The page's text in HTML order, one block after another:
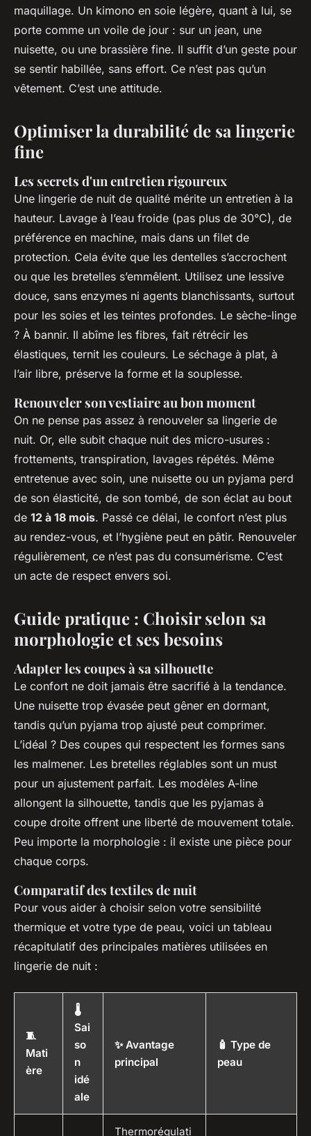
maquillage. Un kimono en soie légère, quant à lui, se
porte comme un voile de jour : sur un jean, une
nuisette, ou une brassière fine. Il suffit d’un geste pour
se sentir habillée, sans effort. Ce n’est pas qu’un
vêtement. C’est une attitude.
Optimiser la durabilité de sa lingerie
fine
Les secrets d'un entretien rigoureux
Une lingerie de nuit de qualité mérite un entretien à la
hauteur. Lavage à l’eau froide (pas plus de 30°C), de
préférence en machine, mais dans un filet de
protection. Cela évite que les dentelles s’accrochent
ou que les bretelles s’emmêlent. Utilisez une lessive
douce, sans enzymes ni agents blanchissants, surtout
pour les soies et les teintes profondes. Le sèche-linge
? À bannir. Il abîme les fibres, fait rétrécir les
élastiques, ternit les couleurs. Le séchage à plat, à
l’air libre, préserve la forme et la souplesse.
Renouveler son vestiaire au bon moment
On ne pense pas assez à renouveler sa lingerie de
nuit. Or, elle subit chaque nuit des micro-usures :
frottements, transpiration, lavages répétés. Même
entretenue avec soin, une nuisette ou un pyjama perd
de son élasticité, de son tombé, de son éclat au bout
de 12 à 18 mois. Passé ce délai, le confort n’est plus
au rendez-vous, et l’hygiène peut en pâtir. Renouveler
régulièrement, ce n’est pas du consumérisme. C’est
un acte de respect envers soi.
Guide pratique : Choisir selon sa
morphologie et ses besoins
Adapter les coupes à sa silhouette
Le confort ne doit jamais être sacrifié à la tendance.
Une nuisette trop évasée peut gêner en dormant,
tandis qu’un pyjama trop ajusté peut comprimer.
L’idéal ? Des coupes qui respectent les formes sans
les malmener. Les bretelles réglables sont un must
pour un ajustement parfait. Les modèles A-line
allongent la silhouette, tandis que les pyjamas à
coupe droite offrent une liberté de mouvement totale.
Peu importe la morphologie : il existe une pièce pour
chaque corps.
Comparatif des textiles de nuit
Pour vous aider à choisir selon votre sensibilité
thermique et votre type de peau, voici un tableau
récapitulatif des principales matières utilisées en
lingerie de nuit :
🧵
Mati
ère
🌡️
Sai
so
n
idé
ale
✨ Avantage
principal
🧴 Type de
peau
Thermorégulati